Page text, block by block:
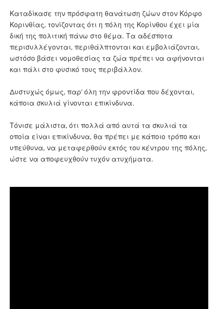
Καταδίκασε την πρόσφατη θανάτωση ζώων στον Κόρφο
Κορινθίας, τονίζοντας ότι η πόλη της Κορίνθου έχει μία
δική της πολιτική πάνω στο θέμα. Τα αδέσποτα
περισυλλέγονται, περιθάλπτονται και εμβολιάζονται,
ωστόσο βάσει νομοθεσίας τα ζώα πρέπει να αφήνονται
και πάλι στο φυσικό τους περιβάλλον.
Δυστυχώς όμως, παρ’ όλη την φροντίδα που δέχονται,
κάποια σκυλιά γίνονται επικίνδυνα.
Τόνισε μάλιστα, ότι πολλά από αυτά τα σκυλιά τα
οποία είναι επικίνδυνα, θα πρέπει με κάποιο τρόπο και
υπεύθυνα, να μεταφερθούν εκτός του κέντρου της πόλης,
ώστε να αποφευχθούν τυχόν ατυχήματα.